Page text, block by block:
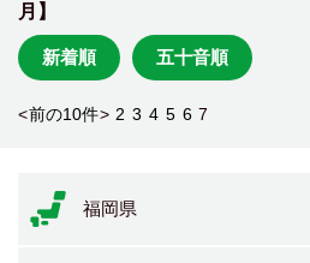
月】
新着順 五十音順
<前の10件> 2 3 4 5 6 7